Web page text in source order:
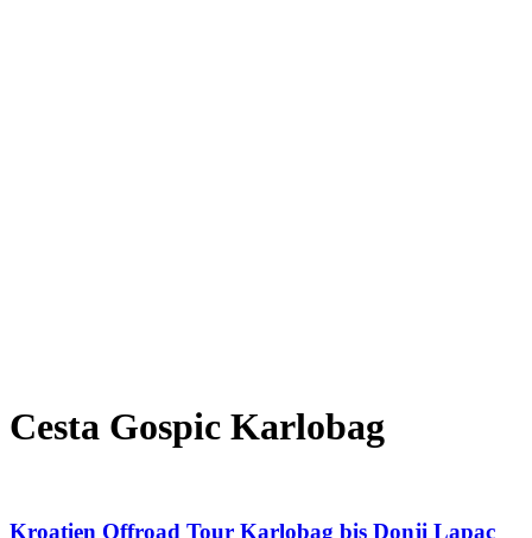
Cesta Gospic Karlobag
Kroatien Offroad Tour Karlobag bis Donji Lapac